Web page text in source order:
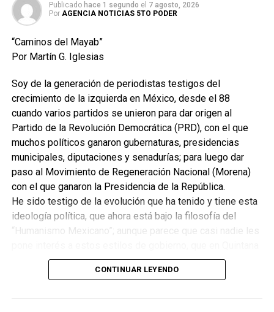
Publicado hace 1 segundo el 7 agosto, 2026
Por AGENCIA NOTICIAS 5TO PODER
“Caminos del Mayab”
Por Martín G. Iglesias
Soy de la generación de periodistas testigos del
crecimiento de la izquierda en México, desde el 88
cuando varios partidos se unieron para dar origen al
Partido de la Revolución Democrática (PRD), con el que
muchos políticos ganaron gubernaturas, presidencias
municipales, diputaciones y senadurías; para luego dar
paso al Movimiento de Regeneración Nacional (Morena)
con el que ganaron la Presidencia de la República.
He sido testigo de la evolución que ha tenido y tiene esta
ideología política, que ahora está bajo la filosofía del
“Humanismo Mexicano”; aunque parece que casi nadie les
Roo hasta el 2016 fueron de centro-izquierda, para luego
cambiar a la centro-derecha y desde el 2022 una rara
CONTINUAR LEYENDO